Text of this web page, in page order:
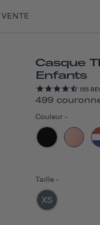
VENTE
Casque
Enfants
155
499
Couleur -
Taille -
XS